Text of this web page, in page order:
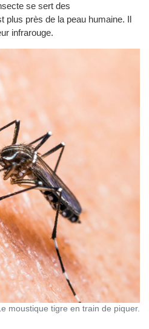
se sert des
plus près de la peau humaine. Il
infrarouge.
moustique tigre en train de piquer.